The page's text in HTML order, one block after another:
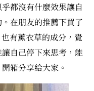
都沒有什麼效果讓自
在朋友的推薦下買了
有薰衣草的成分，覺
自己停下來思考，能
箱分享給大家。